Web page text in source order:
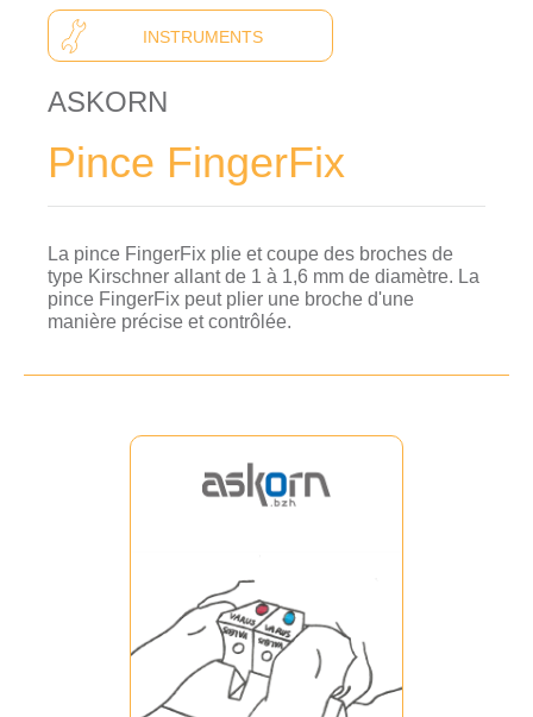
INSTRUMENTS
ASKORN
Pince FingerFix
La pince FingerFix plie et coupe des broches de
type Kirschner allant de 1 à 1,6 mm de diamètre. La
pince FingerFix peut plier une broche d'une
manière précise et contrôlée.